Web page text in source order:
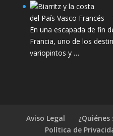
En una escapada de fin
Francia, uno de los
variopintos y …
Aviso Legal ¿Quiénes
Política de